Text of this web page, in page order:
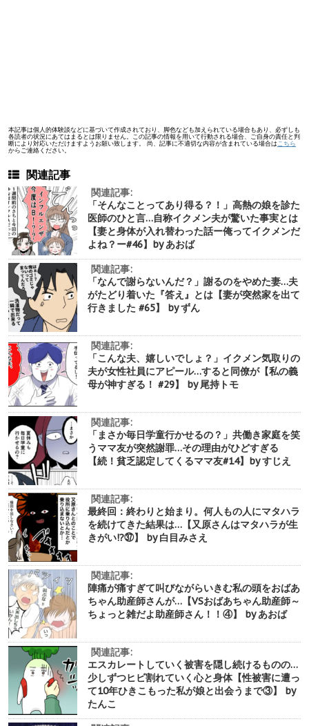
本記事は個人的体験談などに基づいて作成されており、脚色なども加えられている場合もあり、必ずしも
各読者の状況にあてはまるとは限りません。この記事の情報を用いて行動される場合、ご自身の責任と判
断により対応いただけますようお願い致します。 尚、記事に不適切な内容が含まれている場合はこちら
からご連絡ください。
関連記事
関連記事:
「そんなことってあり得る？！」高熱の娘を診た
医師のひと言…自称イクメン夫が驚いた事実とは
【妻と身体が入れ替わった話ー俺ってイクメンだ
よね？ー#46】by あおば
関連記事:
「なんで謝らないんだ？」謝るのをやめた妻…夫
がたどり着いた『答え』とは【妻が突然家を出て
行きました #65】 by ずん
関連記事:
「こんな夫、嬉しいでしょ？」イクメン気取りの
夫が女性社員にアピール…すると同僚が【私の義
母が神すぎる！ #29】 by 尾持トモ
関連記事:
「まさか毎日学童行かせるの？」共働き家庭を笑
うママ友が突然謝罪…その理由がひどすぎる
【続！貧乏認定してくるママ友#14】by すじえ
関連記事:
最終回：終わりと始まり。何人もの人にマタハラ
を続けてきた結果は…【又原さんはマタハラが生
きがい!?㊲】 by 白目みさえ
関連記事:
陣痛が痛すぎて叫びながらいきむ私の頭をおばあ
ちゃん助産師さんが…【VSおばあちゃん助産師～
ちょっと雑だよ助産師さん！！④】 by あおば
関連記事:
エスカレートしていく被害を隠し続けるものの…
少しずつヒビ割れていく心と身体【性被害に遭っ
て10年ひきこもった私が娘と出会うまで③】 by
たんこ